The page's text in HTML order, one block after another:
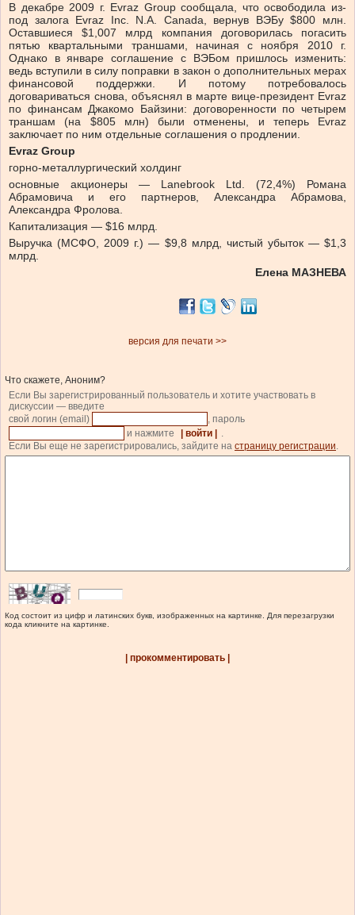
В декабре 2009 г. Evraz Group сообщала, что освободила из-
под залога Evraz Inc. N.A. Canada, вернув ВЭБу $800 млн.
Оставшиеся $1,007 млрд компания договорилась погасить
пятью квартальными траншами, начиная с ноября 2010 г.
Однако в январе соглашение с ВЭБом пришлось изменить:
ведь вступили в силу поправки в закон о дополнительных мерах
финансовой поддержки. И потому потребовалось
договариваться снова, объяснял в марте вице-президент Evraz
по финансам Джакомо Байзини: договоренности по четырем
траншам (на $805 млн) были отменены, и теперь Evraz
заключает по ним отдельные соглашения о продлении.
Evraz Group
горно-металлургический холдинг
основные акционеры — Lanebrook Ltd. (72,4%) Романа
Абрамовича и его партнеров, Александра Абрамова,
Александра Фролова.
Капитализация — $16 млрд.
Выручка (МСФО, 2009 г.) — $9,8 млрд, чистый убыток — $1,3
млрд.
Елена МАЗНЕВА
версия для печати >>
Что скажете, Аноним?
Если Вы зарегистрированный пользователь и хотите участвовать в
дискуссии — введите
свой логин (email)
, пароль
и нажмите
| войти |
.
Если Вы еще не зарегистрировались, зайдите на страницу регистрации.
Код состоит из цифр и латинских букв, изображенных на картинке. Для перезагрузки
кода кликните на картинке.
| прокомментировать |